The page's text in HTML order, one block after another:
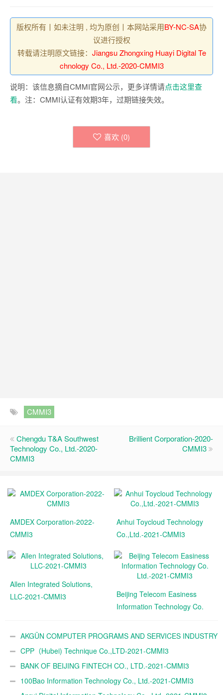
版权所有丨如未注明 , 均为原创丨本网站采用BY-NC-SA协
议进行授权
转载请注明原文链接： Jiangsu Zhongxing Huayi Digital Te
chnology Co., Ltd.-2020-CMMI3
说明：该信息摘自CMMI官网公示，更多详情请点击这里查
看。注：CMMI认证有效期3年，过期链接失效。
喜欢 (0)
CMMI3
Chengdu T&A Southwest
Technology Co., Ltd.-2020-
CMMI3
Brillient Corporation-2020-
CMMI3
AMDEX Corporation-2022-
CMMI3
Anhui Toycloud Technology
Co.,Ltd.-2021-CMMI3
Allen Integrated Solutions,
LLC-2021-CMMI3
Beijing Telecom Easiness
Information Technology Co.
AKGÜN COMPUTER PROGRAMS AND SERVICES INDUSTRY
TRADE A.Ş.-2021-CMMI3
CPP（Hubei) Technique Co.,LTD-2021-CMMI3
BANK OF BEIJING FINTECH CO., LTD.-2021-CMMI3
100Bao Information Technology Co., Ltd.-2021-CMMI3